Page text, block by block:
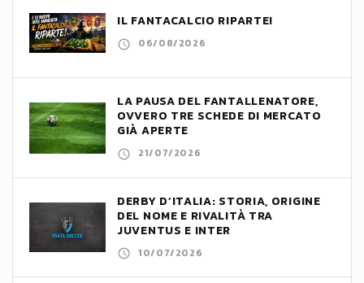
IL FANTACALCIO RIPARTE!
06/08/2026
LA PAUSA DEL FANTALLENATORE,
OVVERO TRE SCHEDE DI MERCATO
GIÀ APERTE
21/07/2026
DERBY D’ITALIA: STORIA, ORIGINE
DEL NOME E RIVALITÀ TRA
JUVENTUS E INTER
10/07/2026